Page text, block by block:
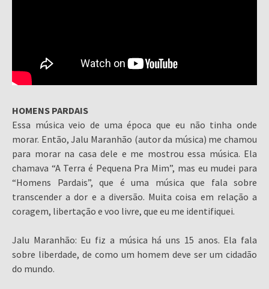
HOMENS PARDAIS
Essa música veio de uma época que eu não tinha onde
morar. Então, Jalu Maranhão (autor da música) me chamou
para morar na casa dele e me mostrou essa música. Ela
chamava “A Terra é Pequena Pra Mim”, mas eu mudei para
“Homens Pardais”, que é uma música que fala sobre
transcender a dor e a diversão. Muita coisa em relação a
coragem, libertação e voo livre, que eu me identifiquei.
Jalu Maranhão: Eu fiz a música há uns 15 anos. Ela fala
sobre liberdade, de como um homem deve ser um cidadão
do mundo.